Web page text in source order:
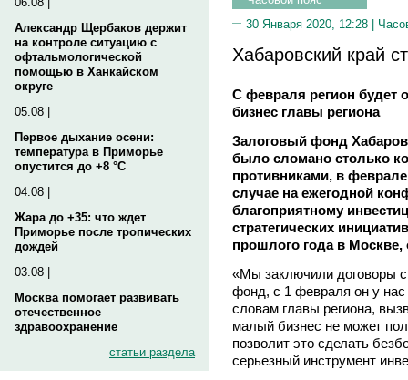
Александр Щербаков держит
на контроле ситуацию с
офтальмологической
помощью в Ханкайском
округе
05.08 |
Первое дыхание осени:
температура в Приморье
опустится до +8 °C
04.08 |
Жара до +35: что ждет
Приморье после тропических
дождей
03.08 |
Москва помогает развивать
отечественное
здравоохранение
статьи раздела
30 Января 2020, 12:28 |
Хабаровский край
С февраля регион будет
бизнес главы региона
Залоговый фонд
было сломано столько
противниками, в
случае на ежегодной
благоприятному
стратегических
прошлого года в Москве,
«Мы заключили договоры
фонд, с 1 февраля он у нас
словам главы региона,
малый бизнес не может
позволит это сделать
серьезный инструмент